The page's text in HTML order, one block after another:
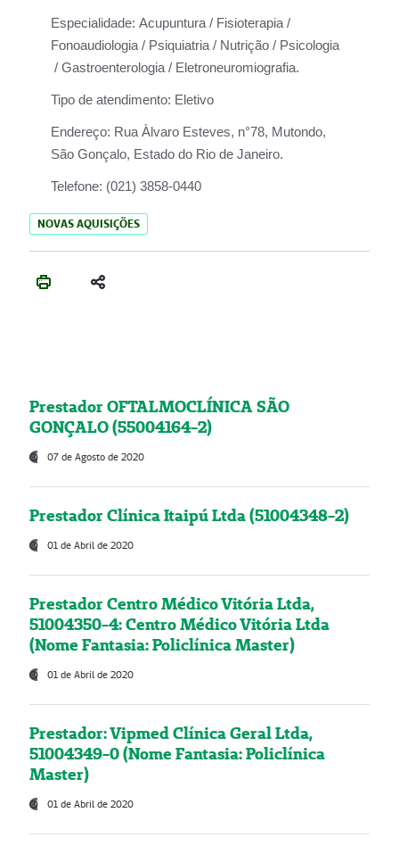
Especialidade: Acupuntura / Fisioterapia /
Fonoaudiologia / Psiquiatria / Nutrição / Psicologia
/ Gastroenterologia / Eletroneuromiografia.
Tipo de atendimento: Eletivo
Endereço: Rua Àlvaro Esteves, n°78, Mutondo,
São Gonçalo, Estado do Rio de Janeiro.
Telefone: (021) 3858-0440
NOVAS AQUISIÇÕES
Prestador OFTALMOCLÍNICA SÃO
GONÇALO (55004164-2)
07 de Agosto de 2020
Prestador Clínica Itaipú Ltda (51004348-2)
01 de Abril de 2020
Prestador Centro Médico Vitória Ltda,
51004350-4: Centro Médico Vitória Ltda
(Nome Fantasia: Policlínica Master)
01 de Abril de 2020
Prestador: Vipmed Clínica Geral Ltda,
51004349-0 (Nome Fantasia: Policlínica
Master)
01 de Abril de 2020